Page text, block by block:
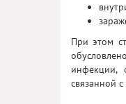
При этом
инфекции,
связанной